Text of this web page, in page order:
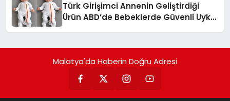
Türk Girişimci Annenin Geliştirdiği
Ürün ABD’de Bebeklerde Güvenli Uyku
Malatya'da Haberin Doğru Adresi